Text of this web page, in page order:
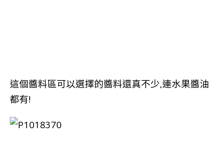
這個醬料區可以選擇的醬料還真不少,連水果醬油
都有!